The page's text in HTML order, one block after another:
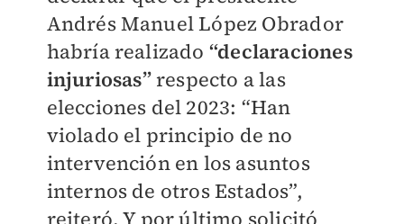
Andrés Manuel López Obrador
habría realizado “declaraciones
injuriosas”respecto a las
elecciones del 2023: “Han
violado el principio de no
intervención en los asuntos
internos de otros Estados”,
reiteró. Y por último solicitó